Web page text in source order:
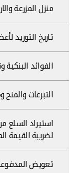
منزل المزرعة
تاريخ التوريد
الفوائد البنكية
التبرعات
استيراد السلع
لضريبة القيمة
تعويض